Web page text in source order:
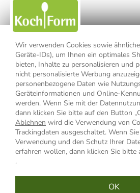
Wir verwenden Cookies sowie
Geräte-IDs), um Ihnen ein optimales
bieten, Inhalte zu personalisieren und
nicht personalisierte Werbung
personenbezogene Daten wie
Geräteinformationen und Online-
werden. Wenn Sie mit der
dann klicken Sie bitte auf den Button
Ablehnen wird die Verwendung von
Trackingdaten ausgeschaltet. Wenn
Verwendung und den Schutz Ihrer
erfahren wollen, dann klicken Sie bitte
.
OK
Einwilligung zur Nutzung meiner E-
kann ich jederzeit mit Wirkung für die
den Link "Abmelden" am Ende des
Option Newsletter im Mitgliederbereich
Impressum
Widerrufsbelehrung
Vertrag
* Alle Preisangaben inkl. MwSt., bis
Versandkosten, ab 49,90 € Bestellwert